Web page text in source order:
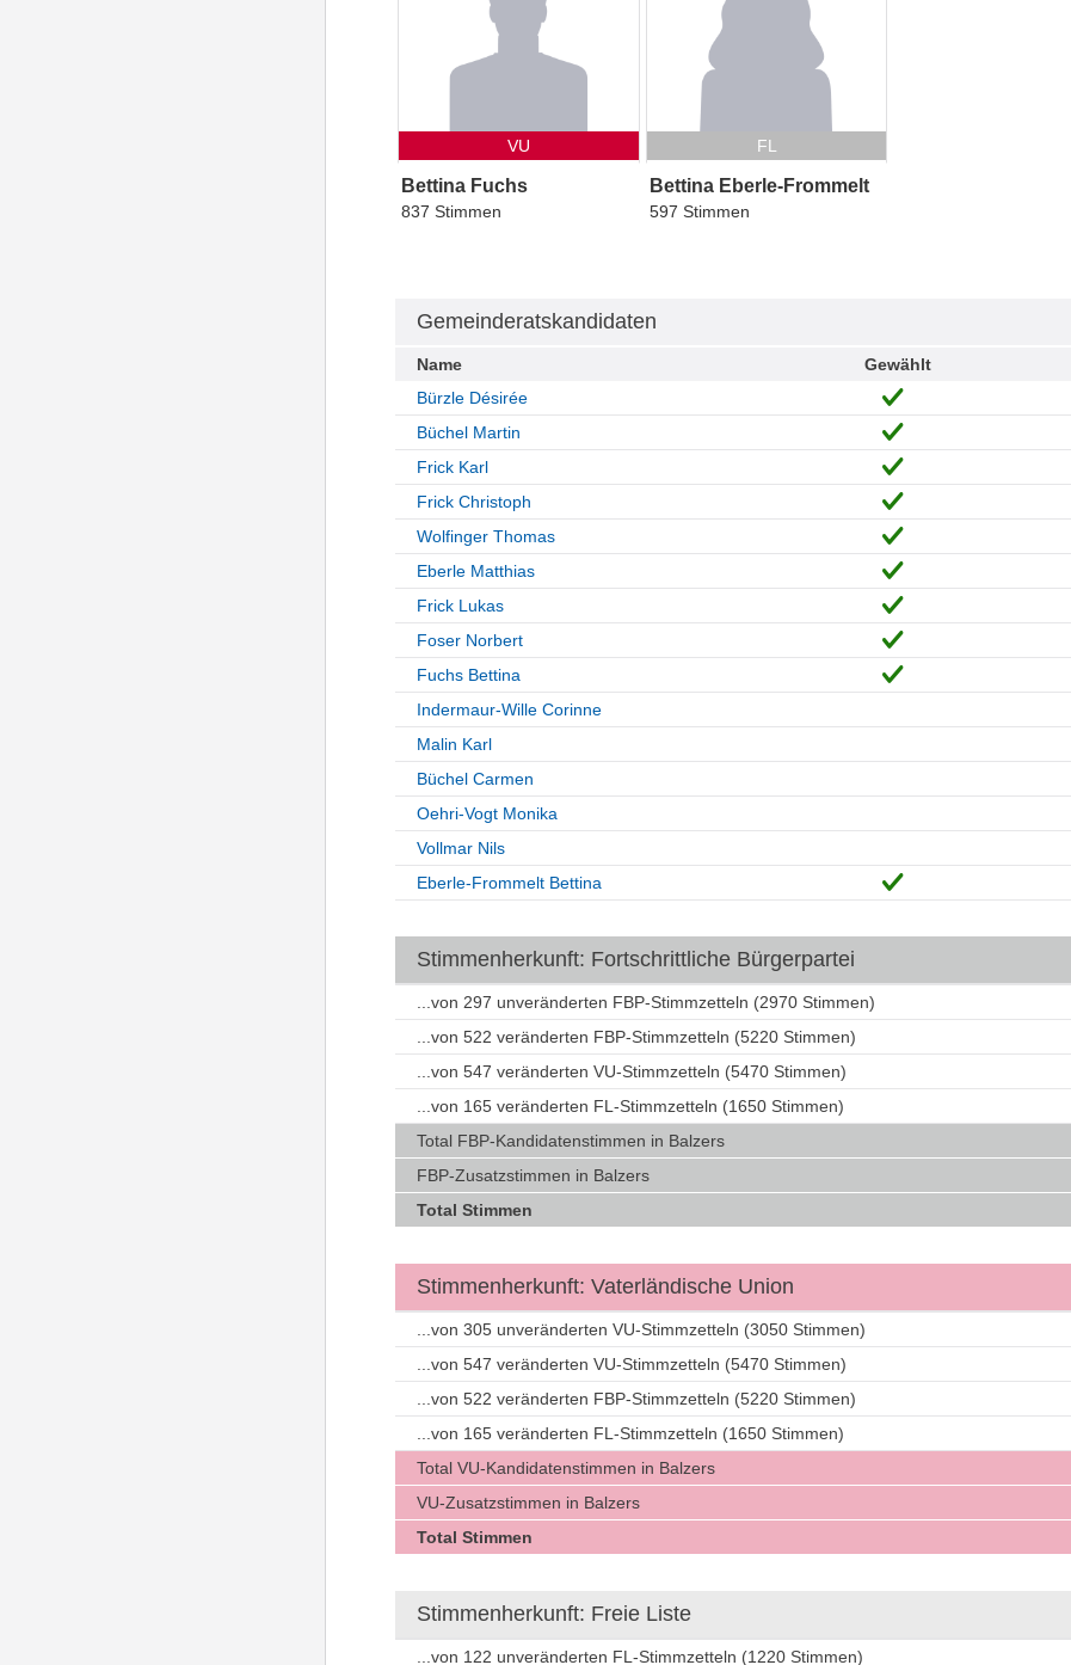
VU
Bettina Fuchs
837 Stimmen
FL
Bettina Eberle-Frommelt
597 Stimmen
Gemeinderatskandidaten
Name Gewählt
Bürzle Désirée
Büchel Martin
Frick Karl
Frick Christoph
Wolfinger Thomas
Eberle Matthias
Frick Lukas
Foser Norbert
Fuchs Bettina
Indermaur-Wille Corinne
Malin Karl
Büchel Carmen
Oehri-Vogt Monika
Vollmar Nils
Eberle-Frommelt Bettina
Stimmenherkunft: Fortschrittliche Bürgerpartei
...von 297 unveränderten FBP-Stimmzetteln (2970 Stimmen)
...von 522 veränderten FBP-Stimmzetteln (5220 Stimmen)
...von 547 veränderten VU-Stimmzetteln (5470 Stimmen)
...von 165 veränderten FL-Stimmzetteln (1650 Stimmen)
Total FBP-Kandidatenstimmen in Balzers
FBP-Zusatzstimmen in Balzers
Total Stimmen
Stimmenherkunft: Vaterländische Union
...von 305 unveränderten VU-Stimmzetteln (3050 Stimmen)
...von 547 veränderten VU-Stimmzetteln (5470 Stimmen)
...von 522 veränderten FBP-Stimmzetteln (5220 Stimmen)
...von 165 veränderten FL-Stimmzetteln (1650 Stimmen)
Total VU-Kandidatenstimmen in Balzers
VU-Zusatzstimmen in Balzers
Total Stimmen
Stimmenherkunft: Freie Liste
...von 122 unveränderten FL-Stimmzetteln (1220 Stimmen)